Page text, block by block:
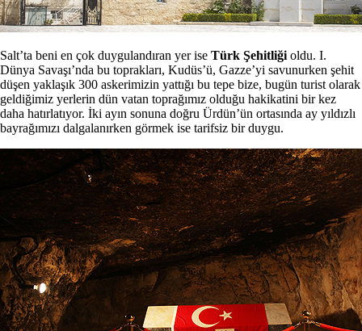
Salt’ta beni en çok duygulandıran yer ise Türk Şehitliği oldu. I.
Dünya Savaşı’nda bu toprakları, Kudüs’ü, Gazze’yi savunurken şehit
düşen yaklaşık 300 askerimizin yattığı bu tepe bize, bugün turist olarak
geldiğimiz yerlerin dün vatan toprağımız olduğu hakikatini bir kez
daha hatırlatıyor. İki ayın sonuna doğru Ürdün’ün ortasında ay yıldızlı
bayrağımızı dalgalanırken görmek ise tarifsiz bir duygu.